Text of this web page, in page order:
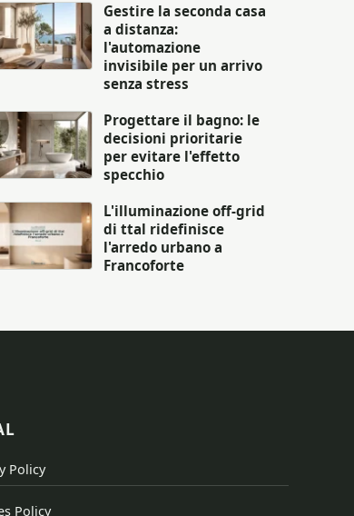
Gestire la seconda casa
a distanza:
l'automazione
invisibile per un arrivo
senza stress
Progettare il bagno: le
decisioni prioritarie
per evitare l'effetto
specchio
L'illuminazione off-grid
di ttal ridefinisce
l'arredo urbano a
Francoforte
Policy
Policy